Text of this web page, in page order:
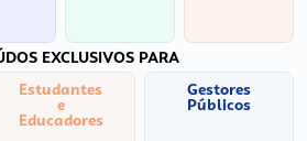
EXCLUSIVOS PARA
Estudantes
e
Educadores
Gestores
Públicos